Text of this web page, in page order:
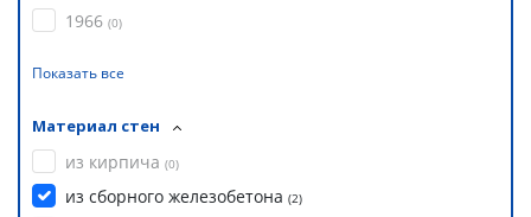
1966 (0)
Показать все
Материал стен
из кирпича (0)
из сборного железобетона (2)